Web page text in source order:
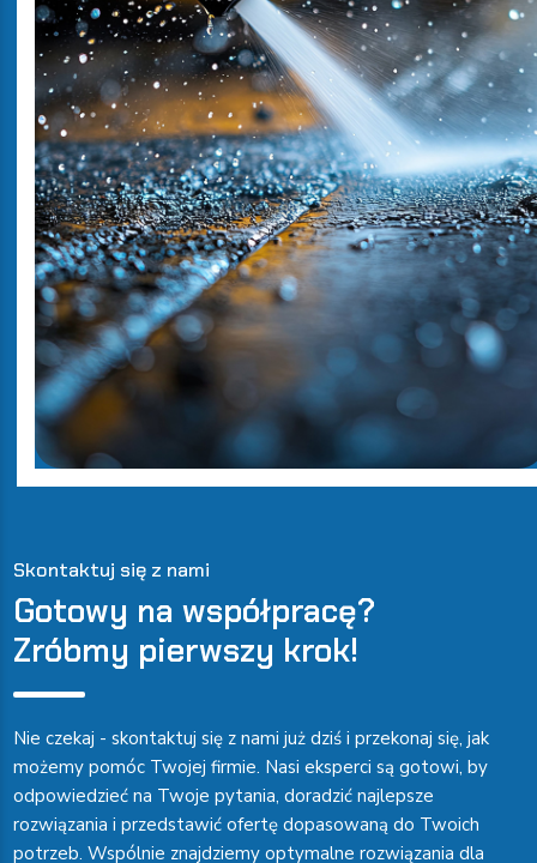
Skontaktuj się z nami
Gotowy na współpracę?
Zróbmy pierwszy krok!
Nie czekaj - skontaktuj się z nami już dziś i przekonaj się, jak
możemy pomóc Twojej firmie. Nasi eksperci są gotowi, by
odpowiedzieć na Twoje pytania, doradzić najlepsze
rozwiązania i przedstawić ofertę dopasowaną do Twoich
potrzeb. Wspólnie znajdziemy optymalne rozwiązania dla